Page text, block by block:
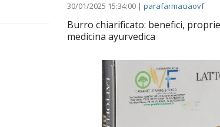
30/01/2025 15:34:00 | parafarmaciaovf
Burro chiarificato: benefici,
medicina ayurvedica